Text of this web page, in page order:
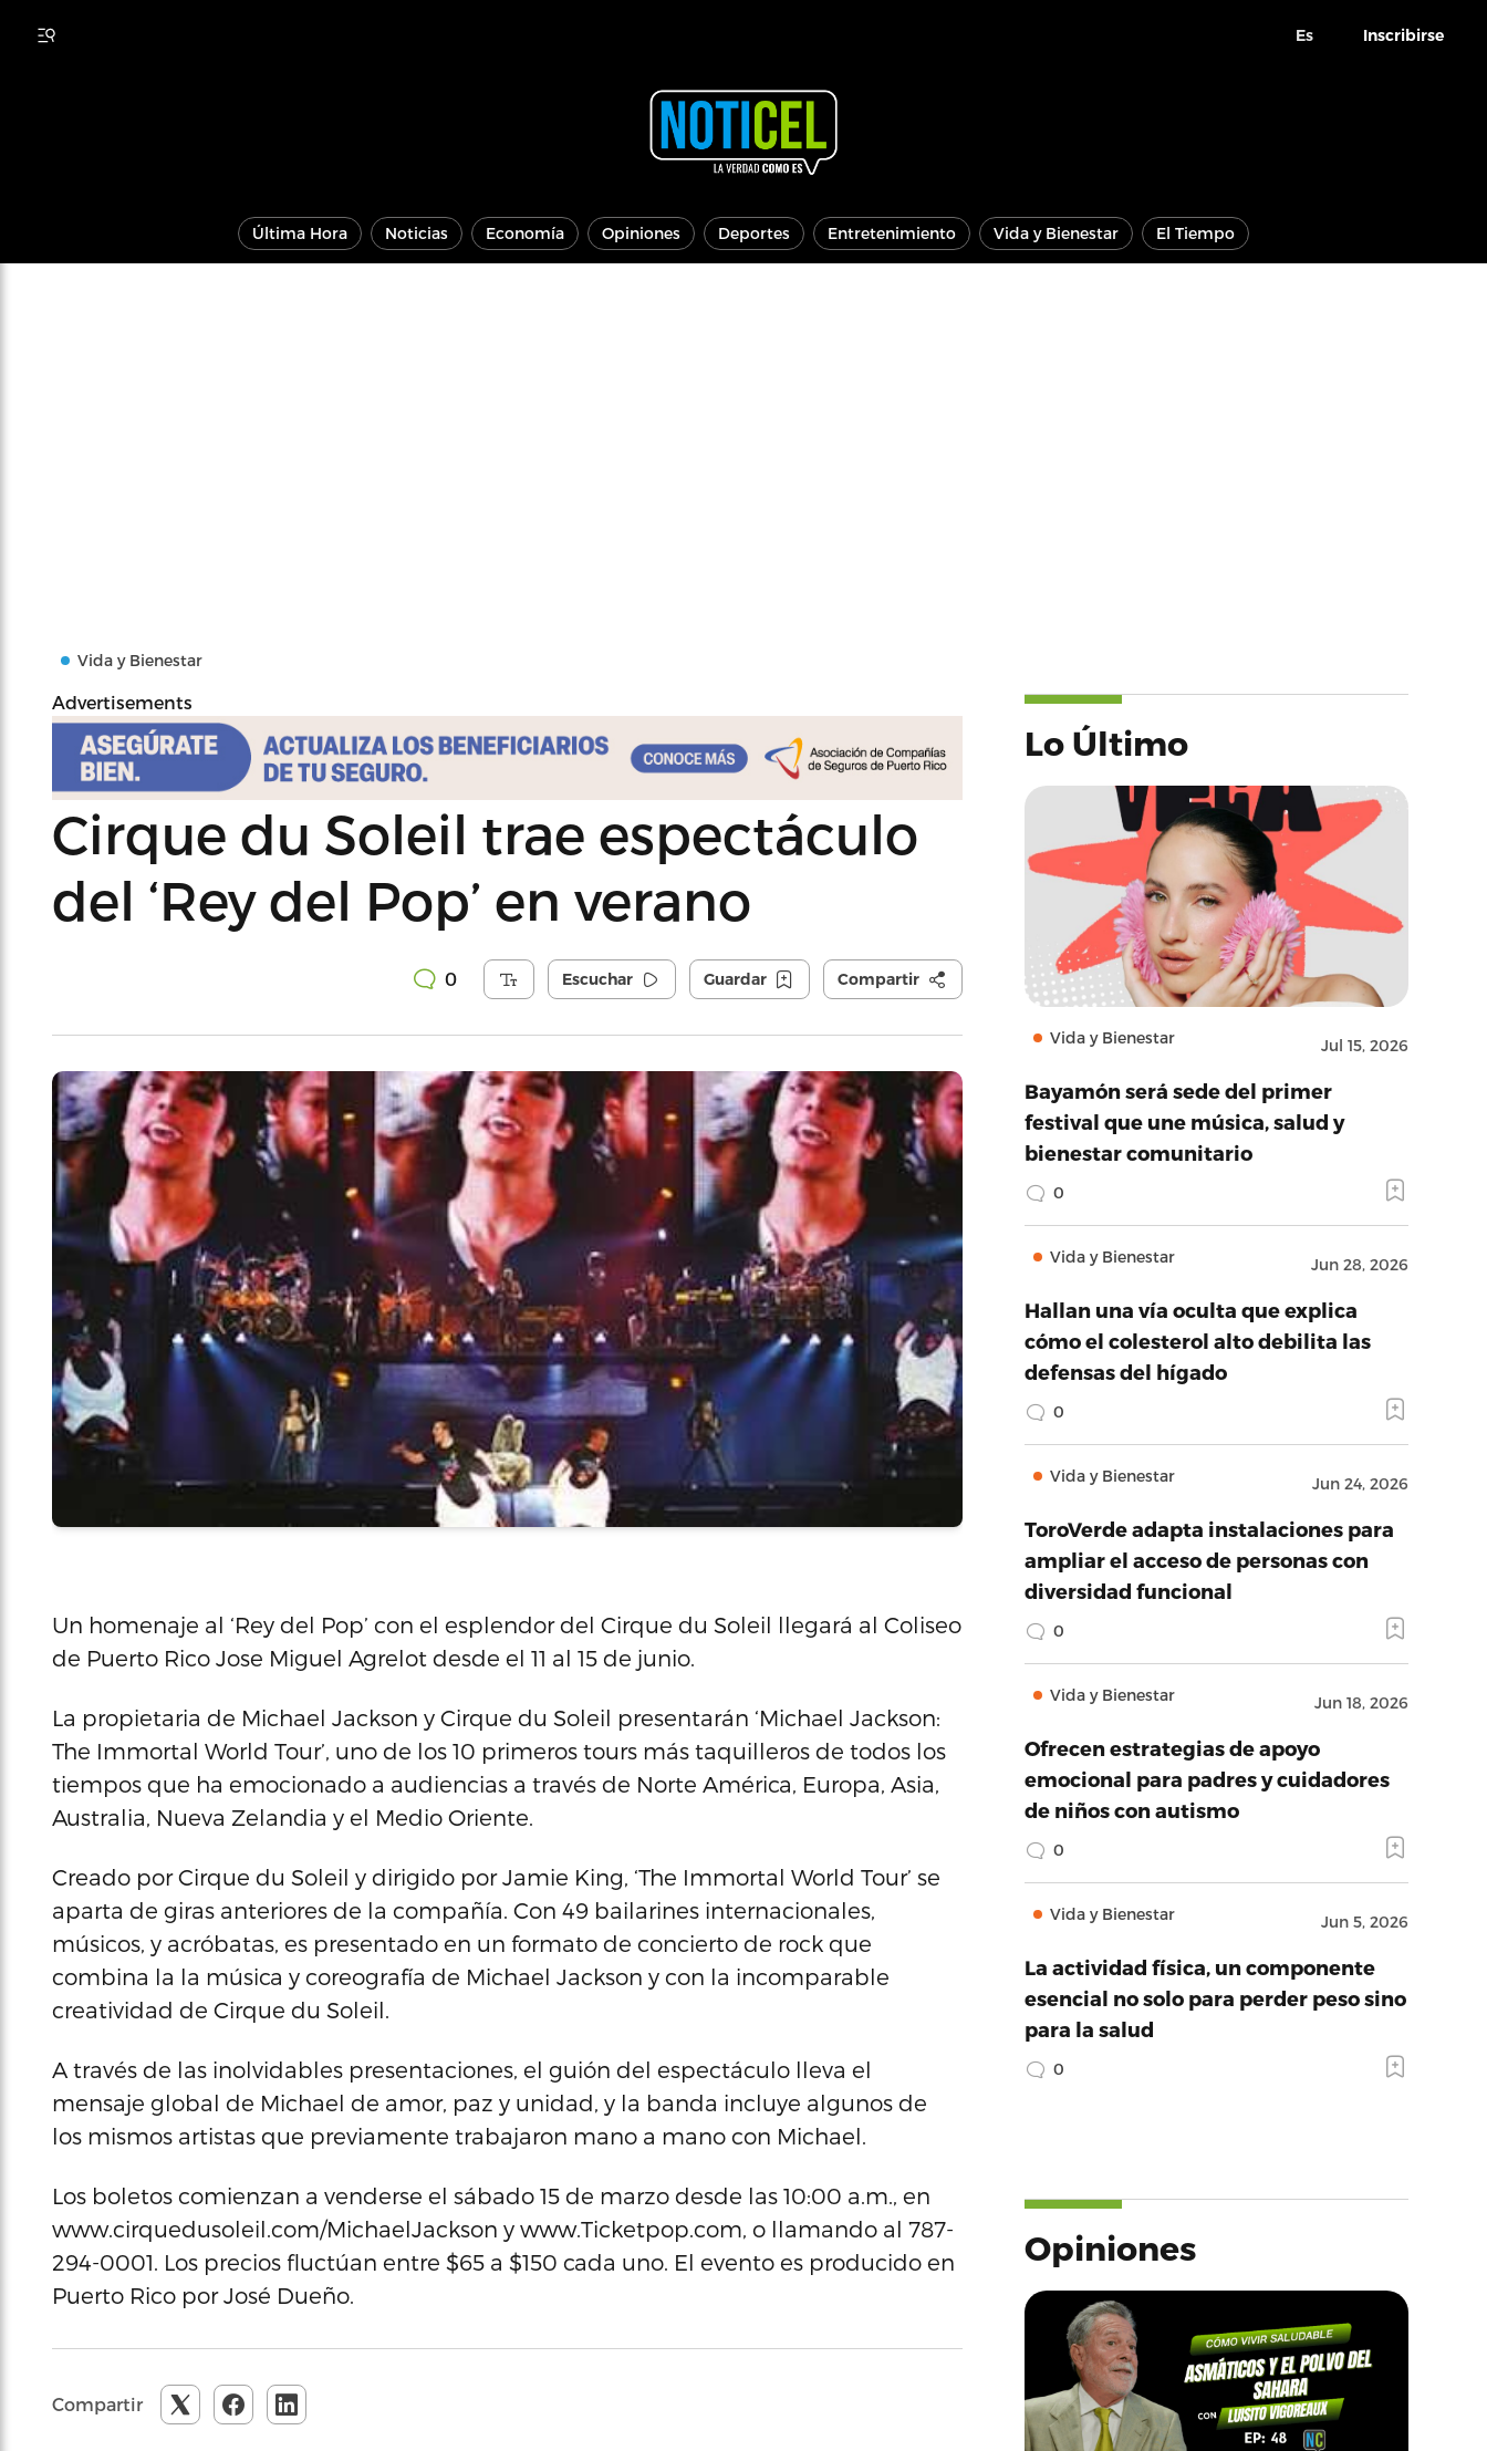
Es Inscribirse
Última Hora Noticias Economía Opiniones Deportes Entretenimiento Vida y Bienestar El Tiempo
Vida y Bienestar
Advertisements
Cirque du Soleil trae espectáculo
del ‘Rey del Pop’ en verano
0 Escuchar Guardar Compartir
Un homenaje al ‘Rey del Pop’ con el esplendor del Cirque du Soleil llegará al Coliseo
de Puerto Rico Jose Miguel Agrelot desde el 11 al 15 de junio.
La propietaria de Michael Jackson y Cirque du Soleil presentarán ‘Michael Jackson:
The Immortal World Tour’, uno de los 10 primeros tours más taquilleros de todos los
tiempos que ha emocionado a audiencias a través de Norte América, Europa, Asia,
Australia, Nueva Zelandia y el Medio Oriente.
Creado por Cirque du Soleil y dirigido por Jamie King, ‘The Immortal World Tour’ se
aparta de giras anteriores de la compañía. Con 49 bailarines internacionales,
músicos, y acróbatas, es presentado en un formato de concierto de rock que
combina la la música y coreografía de Michael Jackson y con la incomparable
creatividad de Cirque du Soleil.
A través de las inolvidables presentaciones, el guión del espectáculo lleva el
mensaje global de Michael de amor, paz y unidad, y la banda incluye algunos de
los mismos artistas que previamente trabajaron mano a mano con Michael.
Los boletos comienzan a venderse el sábado 15 de marzo desde las 10:00 a.m., en
www.cirquedusoleil.com/MichaelJackson y www.Ticketpop.com, o llamando al 787-
294-0001. Los precios fluctúan entre $65 a $150 cada uno. El evento es producido en
Puerto Rico por José Dueño.
Compartir
Lo Último
Vida y Bienestar Jul 15, 2026
Bayamón será sede del primer
festival que une música, salud y
bienestar comunitario
0
Vida y Bienestar Jun 28, 2026
Hallan una vía oculta que explica
cómo el colesterol alto debilita las
defensas del hígado
0
Vida y Bienestar Jun 24, 2026
ToroVerde adapta instalaciones para
ampliar el acceso de personas con
diversidad funcional
0
Vida y Bienestar Jun 18, 2026
Ofrecen estrategias de apoyo
emocional para padres y cuidadores
de niños con autismo
0
Vida y Bienestar Jun 5, 2026
La actividad física, un componente
esencial no solo para perder peso sino
para la salud
0
Opiniones